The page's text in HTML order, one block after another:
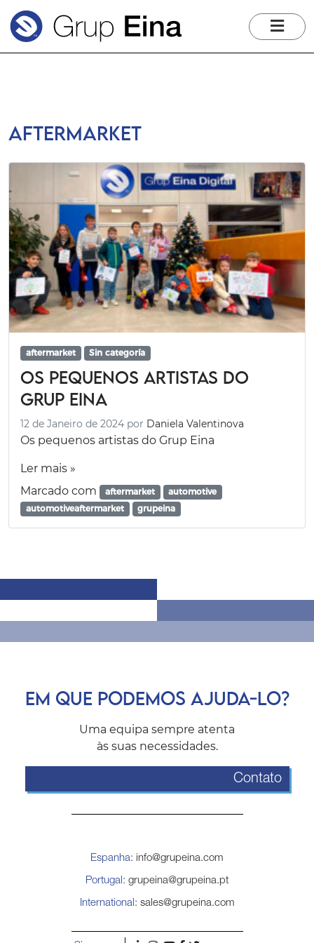
aftermarket
aftermarket Sin categoría
Os pequenos artistas do
Grup Eina
12 de Janeiro de 2024 por Daniela Valentinova
Os pequenos artistas do Grup Eina
Ler mais »
Marcado com
aftermarket
automotive
automotiveaftermarket
grupeina
EM QUE PODEMOS AJUDA-LO?
Uma equipa sempre atenta
às suas necessidades.
Contato
Espanha: info@grupeina.com
Portugal: grupeina@grupeina.pt
International: sales@grupeina.com